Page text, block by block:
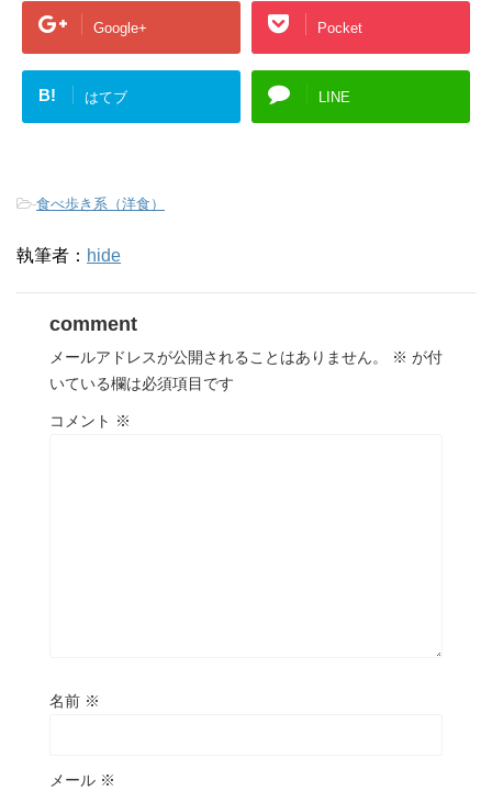
Google+ Pocket
B! はてブ LINE
-食べ歩き系（洋食）
執筆者： hide
comment
メールアドレスが公開されることはありません。 ※ が付
いている欄は必須項目です
コメント ※
名前 ※
メール ※